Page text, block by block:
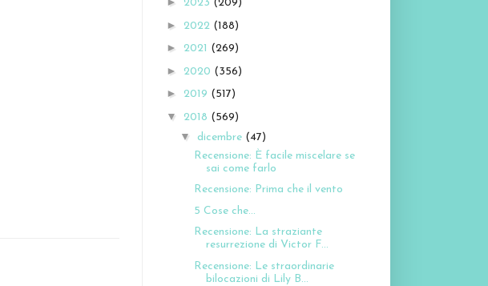
2023 (209)
► 2022 (188)
► 2021 (269)
► 2020 (356)
► 2019 (517)
▼ 2018 (569)
▼ dicembre (47)
Recensione: È facile miscelare se
sai come farlo
Recensione: Prima che il vento
5 Cose che...
Recensione: La straziante
resurrezione di Victor F...
Recensione: Le straordinarie
bilocazioni di Lily B...